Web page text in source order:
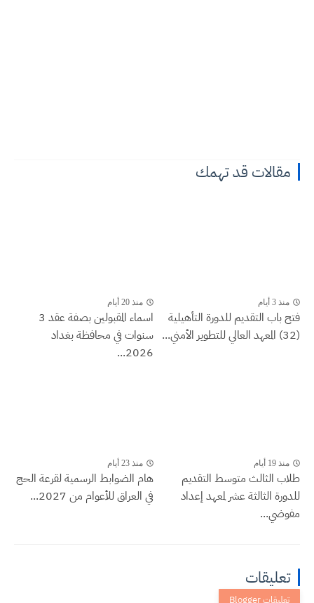
مقالات قد تهمك
منذ 3 أيام
فتح باب التقديم للدورة التأهيلية
(32) المعهد العالي للتطوير الأمني...
منذ 20 أيام
اسماء المقبولين بصفة عقد 3
سنوات في محافظة بغداد
2026...
منذ 19 أيام
طلاب الثالث متوسط التقديم
للدورة الثالثة عشر لمعهد إعداد
مفوضي...
منذ 23 أيام
هام الضوابط الرسمية لقرعة الحج
في العراق للأعوام من 2027...
تعليقات